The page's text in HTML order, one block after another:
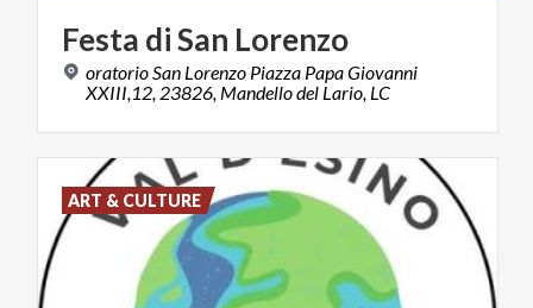
Festa diSan Lorenzo
oratorio San Lorenzo Piazza Papa Giovanni
XXIII,12, 23826, Mandello del Lario, LC
ART & CULTURE